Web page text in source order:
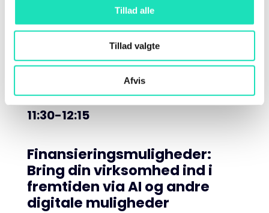
Tillad alle
Tillad valgte
Afvis
Lyder det spændende?
Gå ikke glip af Henriks oplæg til AI DAY.
11:30-12:15
Finansieringsmuligheder:
Bring din virksomhed ind i
fremtiden via AI og andre
digitale muligheder